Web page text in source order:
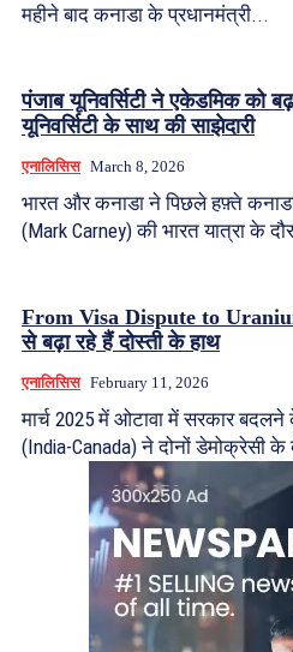
महीने बाद कनाडा के प्रधानमंत्री...
पंजाब यूनिवर्सिटी ने एकेडमिक को
यूनिवर्सिटी के साथ की साझेदारी
एनालिसिस March 8, 2026
भारत और कनाडा ने पिछले हफ़्ते कनाडा
(Mark Carney) की भारत यात्रा के
From Visa Dispute to
से बढ़ा रहे हैं दोस्ती के हाथ
एनालिसिस February 11, 2026
मार्च 2025 में ओटावा में सरकार
(India-Canada) ने दोनों डेमोक्रेसी